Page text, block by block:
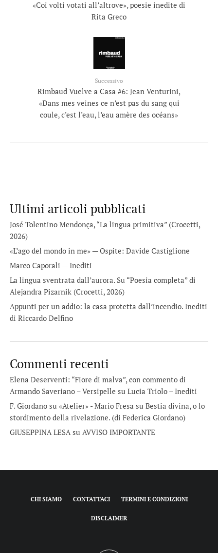
«Coi volti votati all’altrove», poesie inedite di
Rita Greco
Successivo
Rimbaud Vuelve a Casa #6: Jean Venturini,
«Dans mes veines ce n’est pas du sang qui
coule, c’est l’eau, l’eau amère des océans»
Ultimi articoli pubblicati
José Tolentino Mendonça, “La lingua primitiva” (Crocetti,
2026)
«L’ago del mondo in me» — Ospite: Davide Castiglione
Marco Caporali — Inediti
La lingua sventrata dall’aurora. Su “Poesia completa” di
Alejandra Pizarnik (Crocetti, 2026)
Appunti per un addio: la casa protetta dall’incendio. Inediti
di Riccardo Delfino
Commenti recenti
Elena Deserventi: “Fiore di malva”, con commento di
Armando Saveriano – Versipelle su Lucia Triolo – Inediti
F. Giordano su «Atelier» - Mario Fresa su Bestia divina, o lo
stordimento della rivelazione. (di Federica Giordano)
GIUSEPPINA LESA su AVVISO IMPORTANTE
CHI SIAMO CONTATTACI TERMINI E CONDIZIONI
DISCLAIMER